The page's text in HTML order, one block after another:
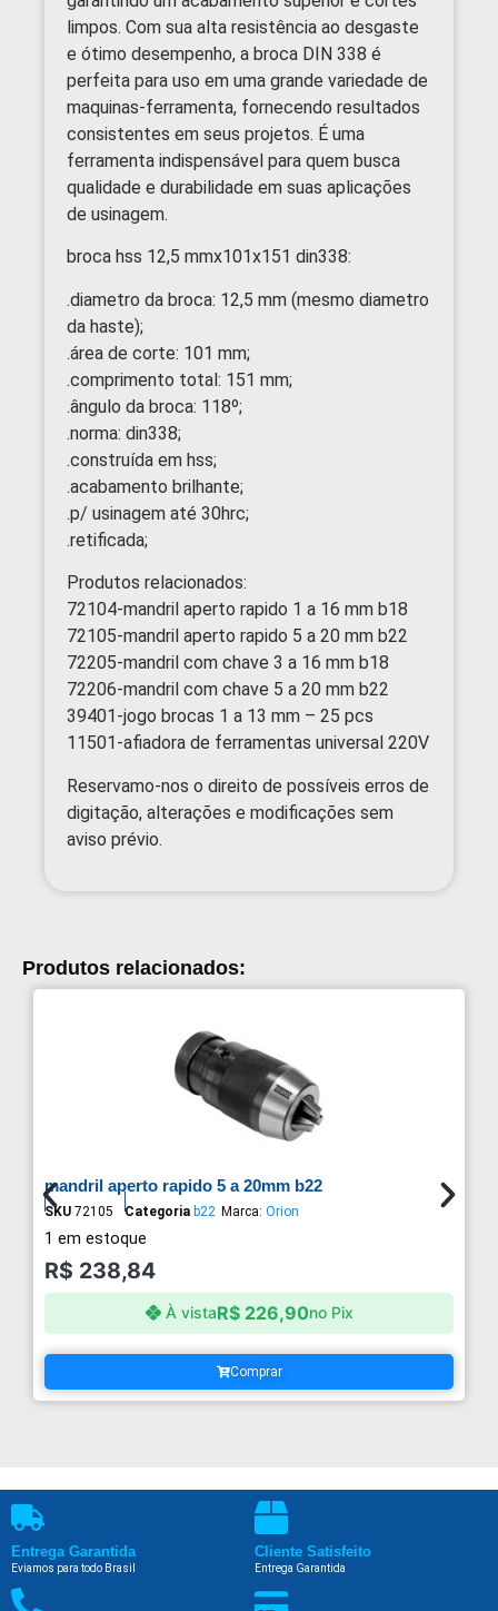
limpos. Com sua alta resistência ao desgaste
e ótimo desempenho, a broca DIN 338 é
perfeita para uso em uma grande variedade de
maquinas-ferramenta, fornecendo resultados
consistentes em seus projetos. É uma
ferramenta indispensável para quem busca
qualidade e durabilidade em suas aplicações
de usinagem.
broca hss 12,5 mmx101x151 din338:
.diametro da broca: 12,5 mm (mesmo diametro
da haste);
.área de corte: 101 mm;
.comprimento total: 151 mm;
.ângulo da broca: 118º;
.norma: din338;
.construída em hss;
.acabamento brilhante;
.p/ usinagem até 30hrc;
.retificada;
Produtos relacionados:
72104-mandril aperto rapido 1 a 16 mm b18
72105-mandril aperto rapido 5 a 20 mm b22
72205-mandril com chave 3 a 16 mm b18
72206-mandril com chave 5 a 20 mm b22
39401-jogo brocas 1 a 13 mm – 25 pcs
11501-afiadora de ferramentas universal 220V
Reservamo-nos o direito de possíveis erros de
digitação, alterações e modificações sem
aviso prévio.
Produtos relacionados:
mandril aperto rapido 5 a 20mm b22
SKU 72105 Categoria b22 Marca: Orion
1 em estoque
R$ 238,84
À vistaR$226,90no Pix
Comprar
Entrega Garantida
Eviamos para todo Brasil
Cliente Satisfeito
Entrega Garantida